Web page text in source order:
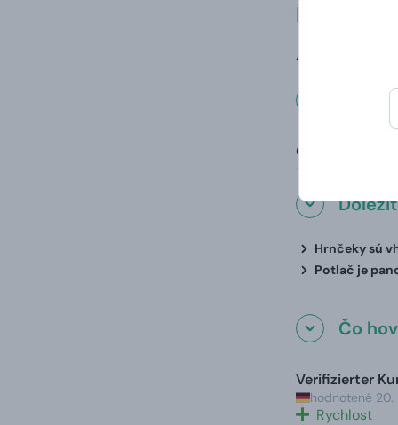
A to vrátane
Objem:
Hrnčeky sú
Potlač je
Čo
Verifizierter
hodnotené 20.
Rychlost